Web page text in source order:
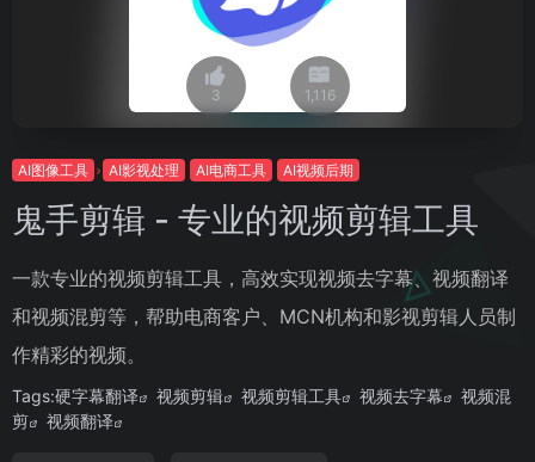
3 1,116
AI图像工具 AI影视处理 AI电商工具 AI视频后期
鬼手剪辑 - 专业的视频剪辑工具
一款专业的视频剪辑工具，高效实现视频去字幕、视频翻译
和视频混剪等，帮助电商客户、MCN机构和影视剪辑人员制
作精彩的视频。
Tags:硬字幕翻译 视频剪辑 视频剪辑工具 视频去字幕
视频混
剪
视频翻译